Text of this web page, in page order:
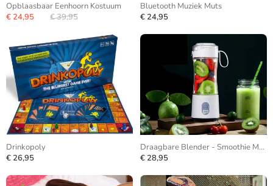
Opblaasbaar Eenhoorn Kostuum
€ 24,95
€ 39,95
Bluetooth Muziek Muts
€ 24,95
Drinkopoly
€ 26,95
Draagbare Blender - Smoothie Maker
€ 28,95